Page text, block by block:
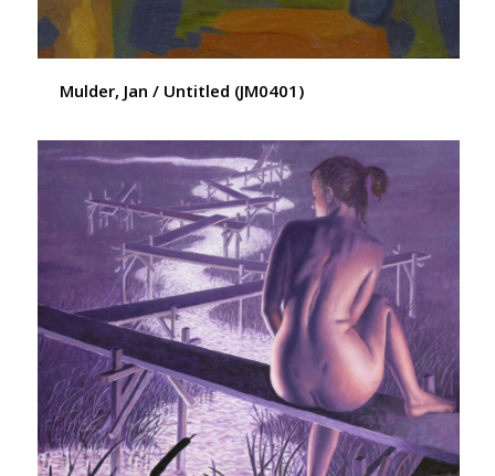
Mulder, Jan / Untitled (JM0401)